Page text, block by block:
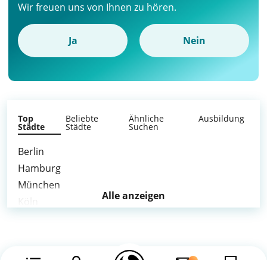
Wir freuen uns von Ihnen zu hören.
Ja Nein
Top
Städte
Beliebte
Städte
Ähnliche
Suchen
Ausbildung
Berlin
Hamburg
München
Alle anzeigen